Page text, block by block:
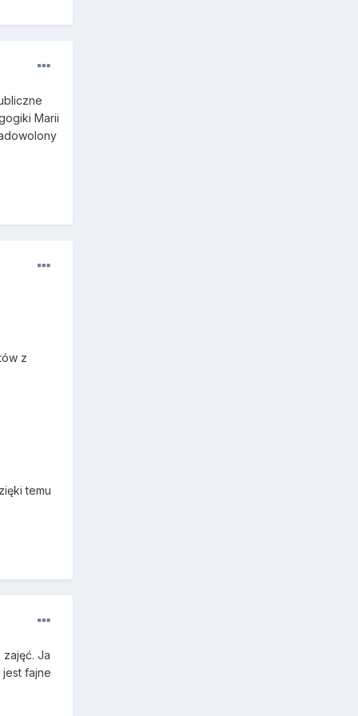
Marii
z
temu
Ja
jest fajne